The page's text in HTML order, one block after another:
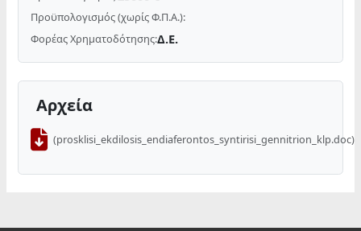
Προϋπολογισμός (χωρίς Φ.Π.Α.):
Φορέας Χρηματοδότησης:Δ.Ε.
Αρχεία
(prosklisi_ekdilosis_endiaferontos_syntirisi_gennitrion_klp.doc)